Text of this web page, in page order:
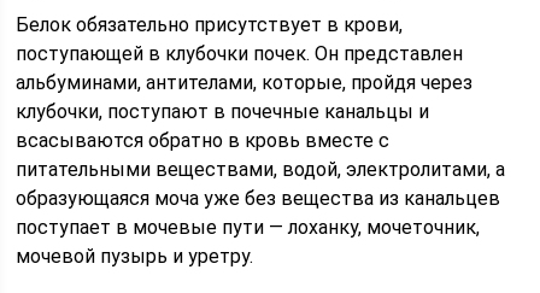
Белок обязательно присутствует в крови,
поступающей в клубочки почек. Он представлен
альбуминами, антителами, которые, пройдя через
клубочки, поступают в почечные канальцы и
всасываются обратно в кровь вместе с
питательными веществами, водой, электролитами, а
образующаяся моча уже без вещества из канальцев
поступает в мочевые пути — лоханку, мочеточник,
мочевой пузырь и уретру.